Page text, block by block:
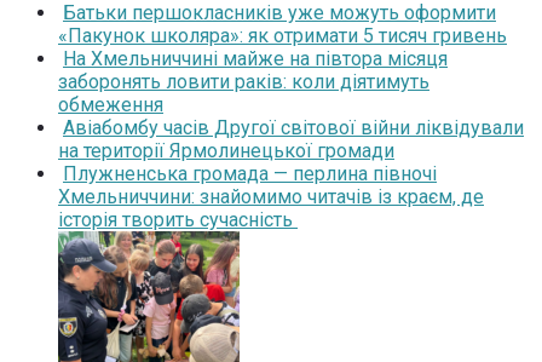
Батьки першокласників уже можуть оформити
«Пакунок школяра»: як отримати 5 тисяч гривень
На Хмельниччині майже на півтора місяця
заборонять ловити раків: коли діятимуть
обмеження
Авіабомбу часів Другої світової війни ліквідували
на території Ярмолинецької громади
Плужненська громада — перлина півночі
Хмельниччини: знайомимо читачів із краєм, де
історія творить сучасність